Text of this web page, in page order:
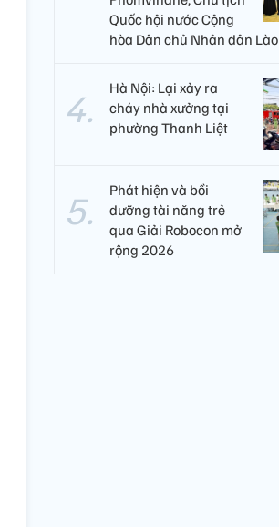
Quốc hội nước Cộng
hòa Dân chủ Nhân dân Lào
Hà Nội: Lại xảy ra
cháy nhà xưởng tại
phường Thanh Liệt
Phát hiện và bồi
dưỡng tài năng trẻ
qua Giải Robocon mở
rộng 2026